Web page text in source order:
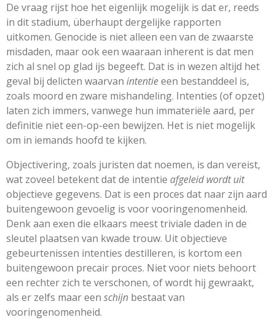
De vraag rijst hoe het eigenlijk mogelijk is dat er, reeds
in dit stadium, überhaupt dergelijke rapporten
uitkomen. Genocide is niet alleen een van de zwaarste
misdaden, maar ook een waaraan inherent is dat men
zich al snel op glad ijs begeeft. Dat is in wezen altijd het
geval bij delicten waarvan intentieeen bestanddeel is,
zoals moord en zware mishandeling. Intenties (of opzet)
laten zich immers, vanwege hun immateriële aard, per
definitie niet een-op-een bewijzen. Het is niet mogelijk
om in iemands hoofd te kijken.
Objectivering, zoals juristen dat noemen, is dan vereist,
wat zoveel betekent dat de intentie afgeleid wordt uit
objectieve gegevens. Dat is een proces dat naar zijn aard
buitengewoon gevoelig is voor vooringenomenheid.
Denk aan exen die elkaars meest triviale daden in de
sleutel plaatsen van kwade trouw. Uit objectieve
gebeurtenissen intenties destilleren, is kortom een
buitengewoon precair proces. Niet voor niets behoort
een rechter zich te verschonen, of wordt hij gewraakt,
als er zelfs maar een schijn bestaat van
vooringenomenheid.